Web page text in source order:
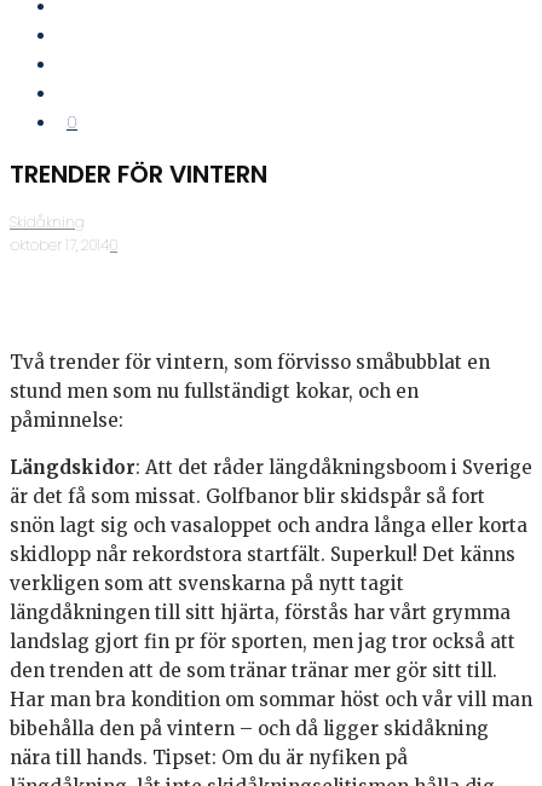
0
TRENDER FÖR VINTERN
Skidåkning
·oktober 17, 2014·0
Två trender för vintern, som förvisso småbubblat en
stund men som nu fullständigt kokar, och en
påminnelse:
Längdskidor: Att det råder längdåkningsboom i Sverige
är det få som missat. Golfbanor blir skidspår så fort
snön lagt sig och vasaloppet och andra långa eller korta
skidlopp når rekordstora startfält. Superkul! Det känns
verkligen som att svenskarna på nytt tagit
längdåkningen till sitt hjärta, förstås har vårt grymma
landslag gjort fin pr för sporten, men jag tror också att
den trenden att de som tränar tränar mer gör sitt till.
Har man bra kondition om sommar höst och vår vill man
bibehålla den på vintern – och då ligger skidåkning
nära till hands. Tipset: Om du är nyfiken på